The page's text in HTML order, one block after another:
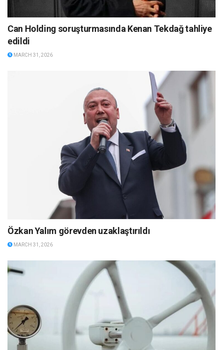
Can Holding soruşturmasında Kenan Tekdağ tahliye
edildi
MARCH 31, 2026
Özkan Yalım görevden uzaklaştırıldı
MARCH 31, 2026